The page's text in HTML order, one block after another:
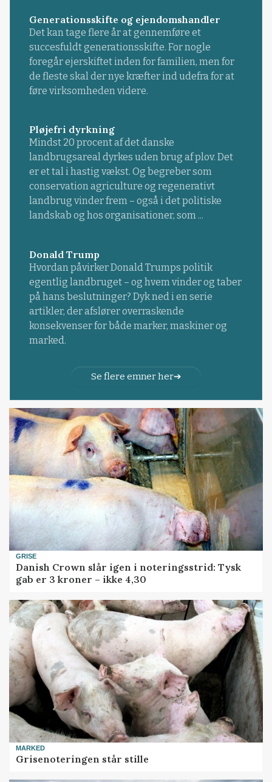
Generationsskifte og ejendomshandler
Det kan tage flere år at gennemføre et
succesfuldt generationsskifte. For nogle
foregår ejerskiftet inden for familien, men for
de fleste skal der nye kræfter ind udefra for at
føre virksomheden videre.
Pløjefri dyrkning
Mindst 20 procent af det danske
landbrugsareal dyrkes uden brug af plov. Det
er et tal i hastig vækst. Og begreber som
conservation agriculture og regenerativt
landbrug vinder frem – også i det politiske
landskab og hos organisationer, som ...
Donald Trump
Hvordan påvirker Donald Trumps politik
egentlig landbruget – og hvem vinder og taber
på hans beslutninger? Dyk ned i en serie
artikler, der afslører overraskende
konsekvenser for både marker, maskiner og
marked.
Se flere emner her
GRISE
Danish Crown slår igen i noteringsstrid: Tysk
gab er 3 kroner – ikke 4,30
MARKED
Grisenoteringen står stille